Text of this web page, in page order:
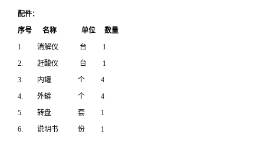
配件：
序号 名称 单位 数量
1. 消解仪 台 1
2. 赶酸仪 台 1
3. 内罐 个 4
4. 外罐 个 4
5. 转盘 套 1
6. 说明书 份 1